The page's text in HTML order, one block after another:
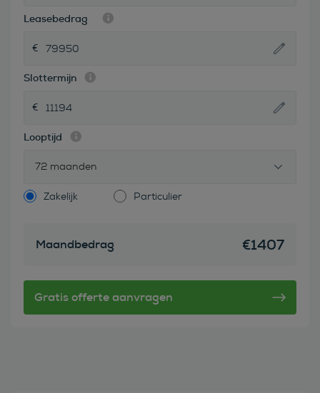
Leasebedrag
Slottermijn
Looptijd
72 maanden
Zakelijk Particulier
Maandbedrag €1407